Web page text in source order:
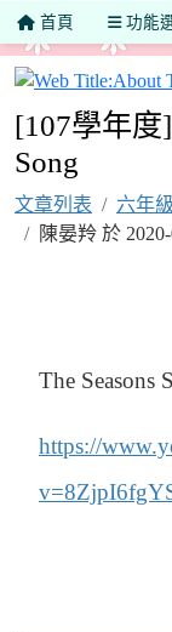
首頁 功能
[107學年度
Song
文章列表
六年
陳晏羚 於
The Seasons
https://